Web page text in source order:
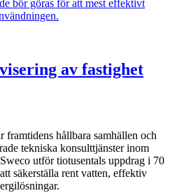
av fastighet
framtidens hållbara samhällen och
tekniska konsulttjänster inom
utför tiotusentals uppdrag i 70
säkerställa rent vatten, effektiv